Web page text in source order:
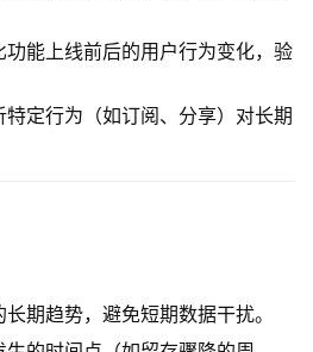
功能上线前后的用户行为变化，验
特定行为（如订阅、分享）对长期
期趋势，避免短期数据干扰。